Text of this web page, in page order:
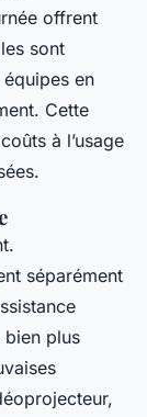
offrent
sont
en
Cette
à l’usage
séparément
bien plus